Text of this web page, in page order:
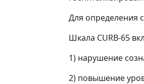
Для определения
Шкала CURB-65
1) нарушение
2) повышение